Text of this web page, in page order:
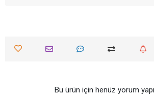
Bu ürün için henüz yorum